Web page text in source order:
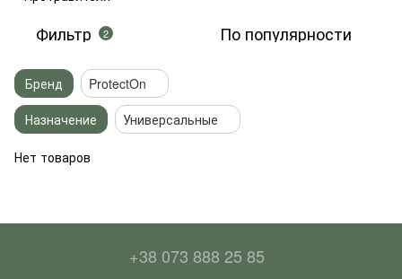
Фильтр 2 По популярности
Бренд
ProtectOn
Назначение
Универсальные
Нет товаров
+38 073 888 25 85